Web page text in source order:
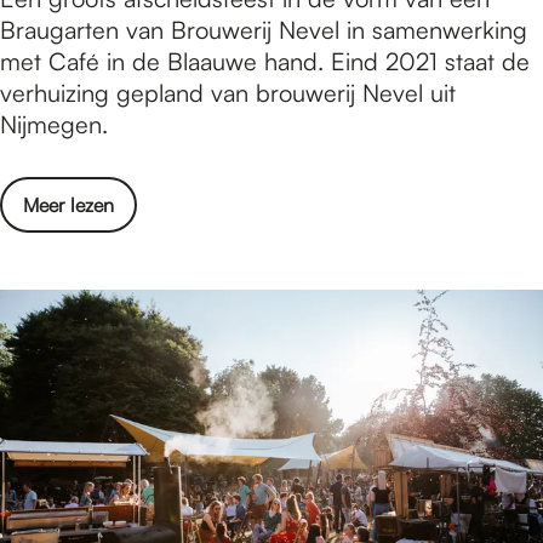
g
e
n
K
w
r
t
e
r
i
n
a
i
i
s
v
e
r
o
u
w
r
i
v
e
e
n
C
a
Braugarten van Brouwerij Nevel in samenwerking
met Café in de Blaauwe hand. Eind 2021 staat de
verhuizing gepland van brouwerij Nevel uit
Nijmegen.
Meer lezen
o
v
r
B
r
w
e
r